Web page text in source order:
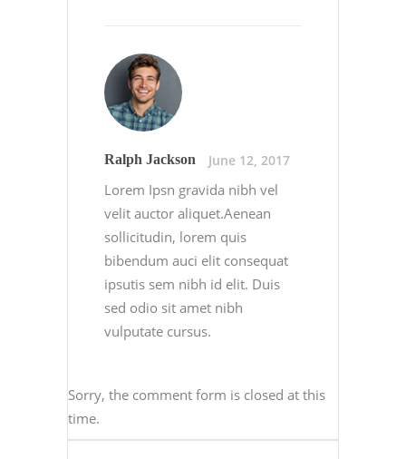
Ralph Jackson June 12, 2017
Lorem Ipsn gravida nibh vel
velit auctor aliquet.Aenean
sollicitudin, lorem quis
bibendum auci elit consequat
ipsutis sem nibh id elit. Duis
sed odio sit amet nibh
vulputate cursus.
Sorry, the comment form is closed at this
time.